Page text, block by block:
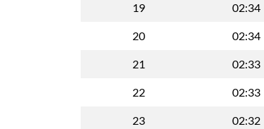
19 02:34
20 02:34
21 02:33
22 02:33
23 02:32